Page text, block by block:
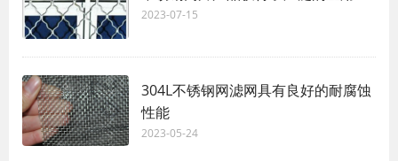
2023-07-15
304L不锈钢网滤网具有良好的耐腐蚀
性能
2023-05-24